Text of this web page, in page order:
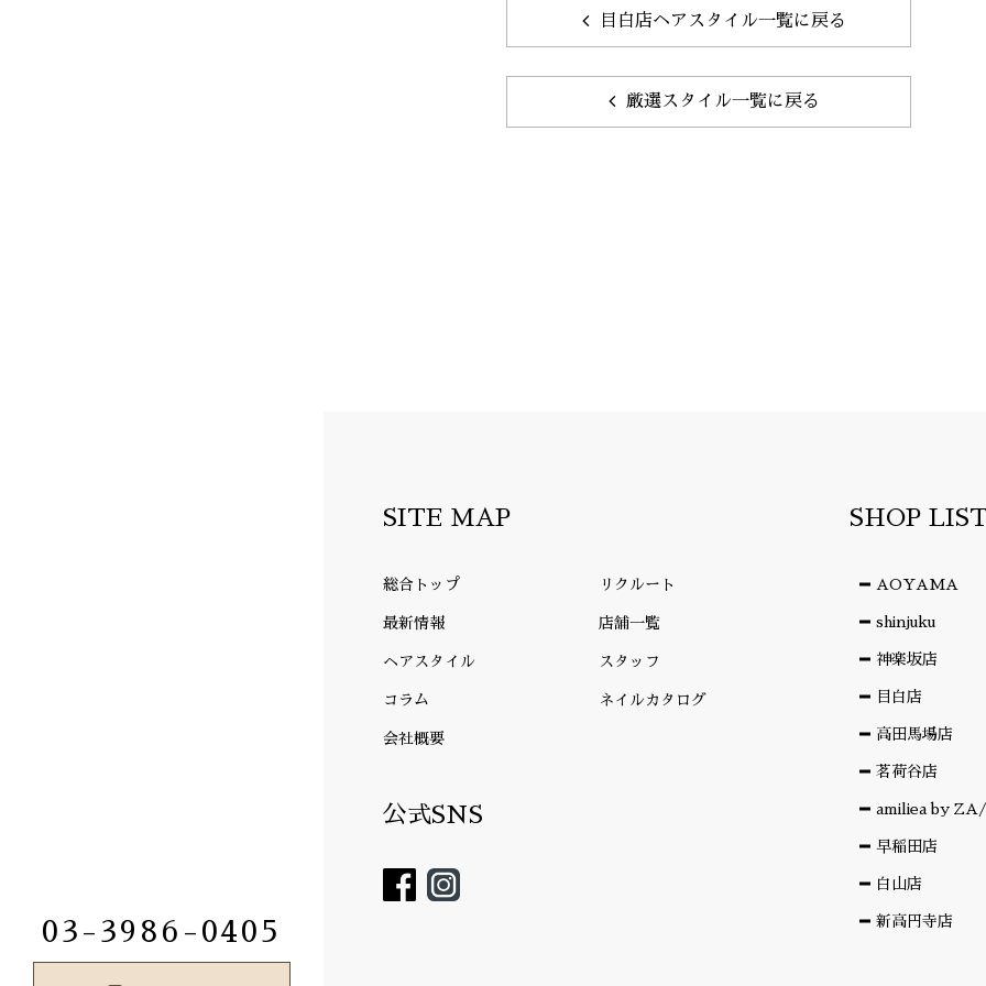
03-3986-0405
目白店ヘアスタイル一覧に戻る
厳選スタイル一覧に戻る
SITE MAP
総合トップ リクルート
最新情報 店舗一覧
ヘアスタイル スタッフ
コラム ネイルカタログ
会社概要
公式SNS
SHOP LIST
AOYAMA
shinjuku
神楽坂店
目白店
高田馬場店
茗荷谷店
amiliea by
早稲田店
白山店
新高円寺店